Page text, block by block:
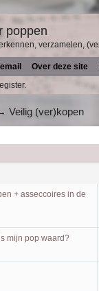
poppen
verzamelen,
Over deze site
Veilig (ver)kopen
+ asseccoires in de
mijn pop waard?